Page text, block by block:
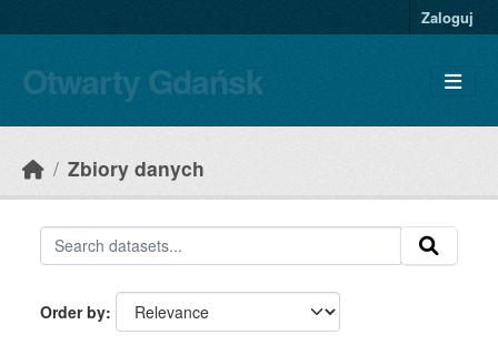
Zaloguj
Otwarty Gdańsk
Zbiory danych
Order by